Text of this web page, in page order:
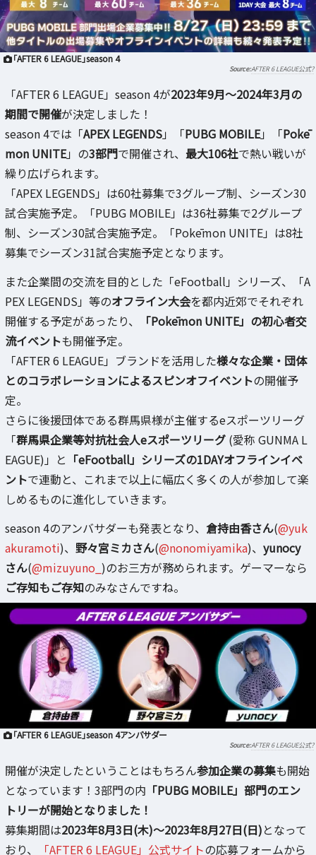
「AFTER 6 LEAGUE」season 4
AFTER 6 LEAGUE公式?
「AFTER 6 LEAGUE」season 4が2023年9月～2024年3月の
期間で開催が決定しました！
season 4では「APEX LEGENDS」「PUBG MOBILE」「Pokē
mon UNITE」の3部門で開催され、 最大106社で熱い戦いが
繰り広げられます。
「APEX LEGENDS」は60社募集で3グループ制、シーズン30
試合実施予定。「PUBG MOBILE」は36社募集で2グループ
制、シーズン30試合実施予定。「Pokēmon UNITE」は8社
募集でシーズン31試合実施予定となります。
また企業間の交流を目的とした「eFootball」シリーズ、「A
PEX LEGENDS」等のオフライン大会を都内近郊でそれぞれ
開催する予定があったり、
「Pokēmon UNITE」の初心者交
流イベントも開催予定。
「AFTER 6 LEAGUE」ブランドを活用した様々な企業・団体
とのコラボレーションによるスピンオフイベントの開催予
定。
さらに後援団体である群馬県様が主催するeスポーツリーグ
「群馬県企業等対抗社会人eスポーツリーグ (愛称 GUNMA L
EAGUE)」と 「eFootball」シリーズの1DAYオフラインイベ
ントで連動と、これまで以上に幅広く多くの人が参加して楽
しめるものに進化していきます。
season 4のアンバサダーも発表となり、 倉持由香さん(@yuk
akuramoti)、 野々宮ミカさん(@nonomiyamika)、 yunocy
さん(@mizuyuno_ )のお三方が務められます。ゲーマーなら
ご存知もご存知のみなさんですね。
「AFTER 6 LEAGUE」season 4アンバサダー
AFTER 6 LEAGUE公式?
開催が決定したということはもちろん参加企業の募集も開始
となっています！3部門の内 「PUBG MOBILE」部門のエン
トリーが開始となりました！
募集期間は2023年8月3日(木)～2023年8月27日(日)となって
おり、
「AFTER 6 LEAGUE」公式サイトの応募フォームから